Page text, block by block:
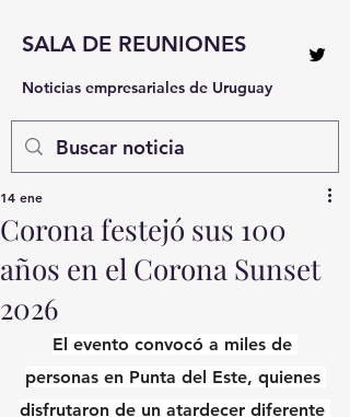
SALA DE REUNIONES
Noticias empresariales de Uruguay
Corona festejó sus 100
años en el Corona Sunset
2026
14 ene
El evento convocó a miles de
personas en Punta del Este, quienes
disfrutaron de un atardecer diferente